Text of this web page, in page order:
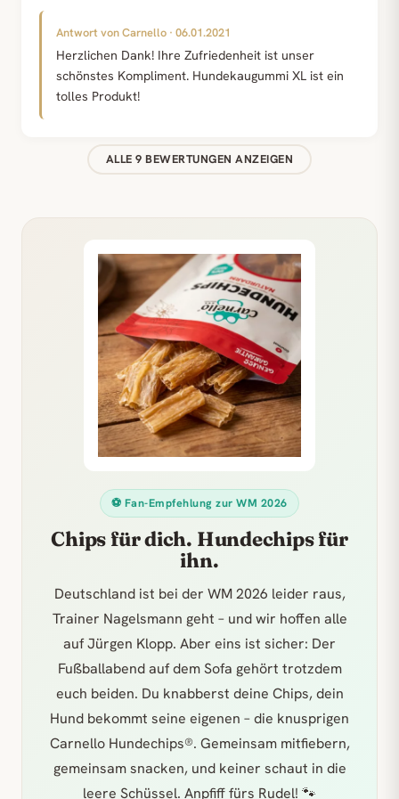
Antwort von Carnello · 06.01.2021
Herzlichen Dank! Ihre Zufriedenheit ist unser
schönstes Kompliment. Hundekaugummi XL ist ein
tolles Produkt!
ALLE 9 BEWERTUNGEN ANZEIGEN
⚽ Fan-Empfehlung zur WM 2026
Chips für dich. Hundechips für
ihn.
Deutschland ist bei der WM 2026 leider raus,
Trainer Nagelsmann geht – und wir hoffen alle
auf Jürgen Klopp. Aber eins ist sicher: Der
Fußballabend auf dem Sofa gehört trotzdem
euch beiden. Du knabberst deine Chips, dein
Hund bekommt seine eigenen – die knusprigen
Carnello Hundechips®. Gemeinsam mitfiebern,
gemeinsam snacken, und keiner schaut in die
leere Schüssel. Anpfiff fürs Rudel! 🐾